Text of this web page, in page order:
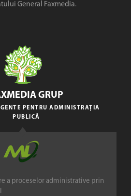
General Faxmedia.
a proceselor administrative prin
GRUP
PENTRU ADMINISTRAȚIA
PUBLICĂ